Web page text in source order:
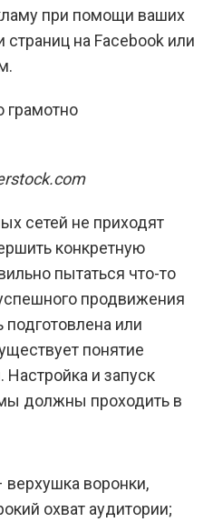
при помощи ваших
страниц на Facebook или
сетей не приходят
конкретную
пытаться что-то
продвижения
или
понятие
Настройка и запуск
должны проходить в
воронки,
охват аудитории;